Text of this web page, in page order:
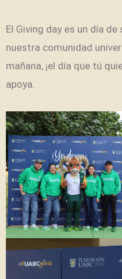
El Giving day es un día
nuestra comunidad
mañana, ¡el día que tú
apoya.